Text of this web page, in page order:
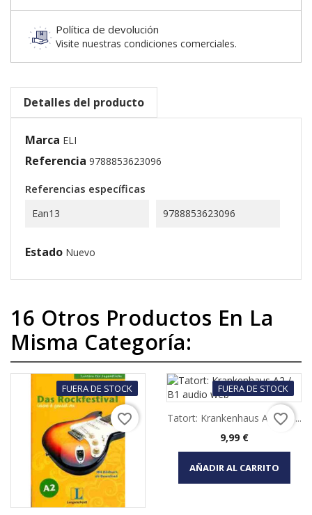
Política de devolución
Visite nuestras condiciones comerciales.
Detalles del producto
Marca ELI
Referencia 9788853623096
Referencias específicas
Ean13 9788853623096
Estado Nuevo
16 Otros Productos En La
Misma Categoría:
FUERA DE STOCK
favorite_border
FUERA DE STOCK
Tatort: Krankenhaus A2 / B1...
Precio
9,99 €
AÑADIR AL CARRITO
favorite_border